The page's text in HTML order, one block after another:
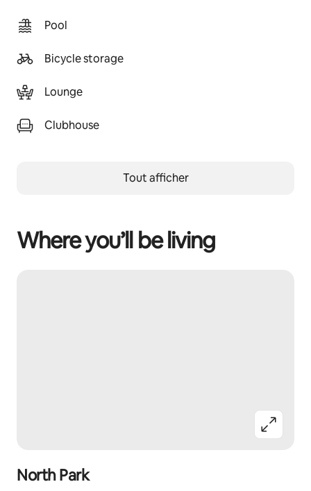
Pool
Bicycle storage
Lounge
Clubhouse
Tout afficher
Where you’ll be living
North Park